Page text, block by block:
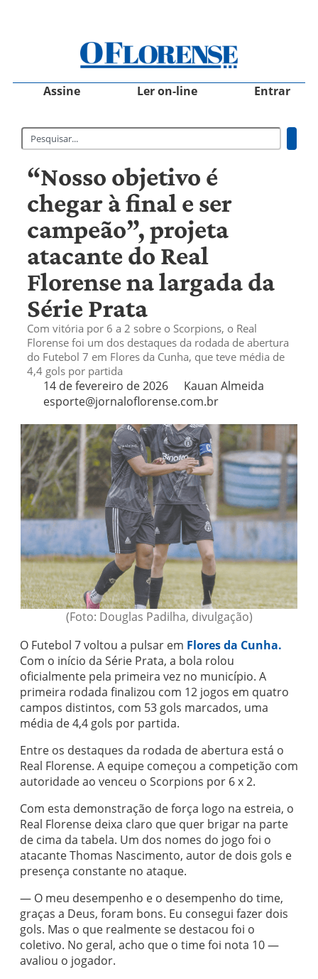
Assine Ler on-line Entrar
“Nosso objetivo é
chegar à final e ser
campeão”, projeta
atacante do Real
Florense na largada da
Série Prata
Com vitória por 6 a 2 sobre o Scorpions, o Real
Florense foi um dos destaques da rodada de abertura
do Futebol 7 em Flores da Cunha, que teve média de
4,4 gols por partida
14 de fevereiro de 2026
Kauan Almeida
esporte@jornaloflorense.com.br
(Foto: Douglas Padilha, divulgação)
O Futebol 7 voltou a pulsar em Flores da Cunha.
Com o início da Série Prata, a bola rolou
oficialmente pela primeira vez no município. A
primeira rodada finalizou com 12 jogos em quatro
campos distintos, com 53 gols marcados, uma
média de 4,4 gols por partida.
Entre os destaques da rodada de abertura está o
Real Florense. A equipe começou a competição com
autoridade ao venceu o Scorpions por 6 x 2.
Com esta demonstração de força logo na estreia, o
Real Florense deixa claro que quer brigar na parte
de cima da tabela. Um dos nomes do jogo foi o
atacante Thomas Nascimento, autor de dois gols e
presença constante no ataque.
— O meu desempenho e o desempenho do time,
graças a Deus, foram bons. Eu consegui fazer dois
gols. Mas o que realmente se destacou foi o
coletivo. No geral, acho que o time foi nota 10 —
avaliou o jogador.